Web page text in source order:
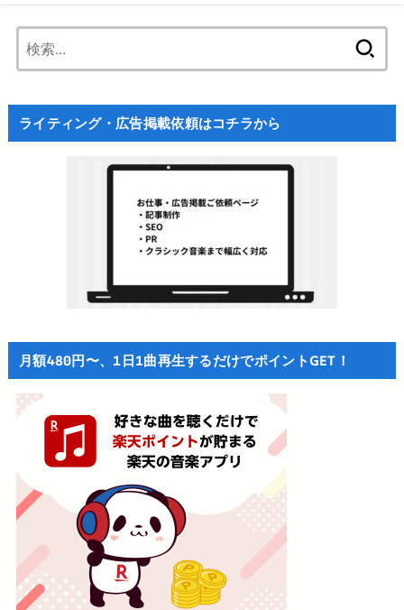
ライティング・広告掲載依頼はコチラから
月額480円〜、1日1曲再生するだけでポイントGET！